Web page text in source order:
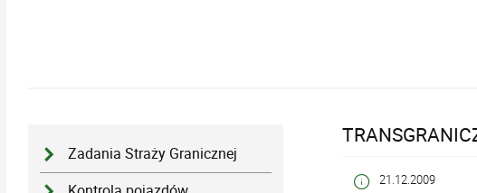
Zadania Straży Granicznej
21.12.2009